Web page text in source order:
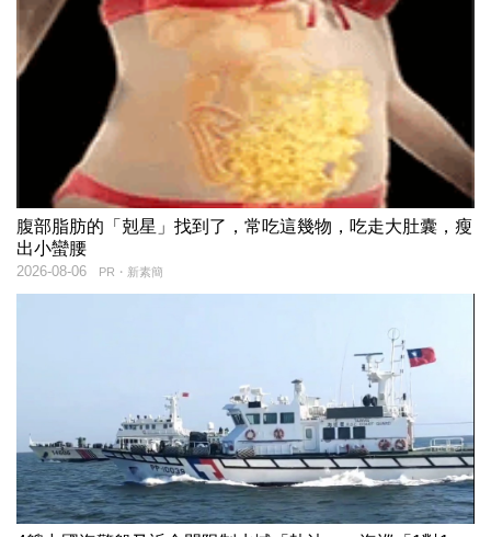
腹部脂肪的「剋星」找到了，常吃這幾物，吃走大肚囊，瘦
出小蠻腰
PR・新素簡
2026-08-06